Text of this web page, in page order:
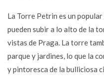
La Torre Petrin es un
pueden subir a lo alto de la
vistas de Praga. La torre
parque y jardines, lo que la
y pintoresca de la bulliciosa